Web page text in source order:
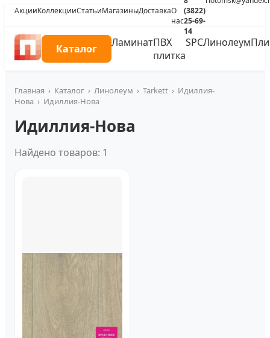
АкцииКоллекцииСтатьиМагазиныДоставкаО
нас
(3822)
25-69-
14
Каталог ЛаминатПВХ
плитка
SPCЛинолеум
Главная › Каталог › Линолеум › Tarkett › Идиллия-
Нова › Идиллия-Нова
Идиллия-Нова
Найдено товаров: 1